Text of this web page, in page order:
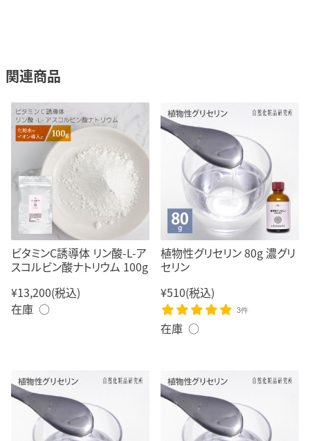
関連商品
ビタミンC誘導体 リン酸-L-ア
スコルビン酸ナトリウム 100g
¥13,200(税込)
在庫 ○
植物性グリセリン 80g 濃グリ
セリン
¥510(税込)
3件
在庫 ○